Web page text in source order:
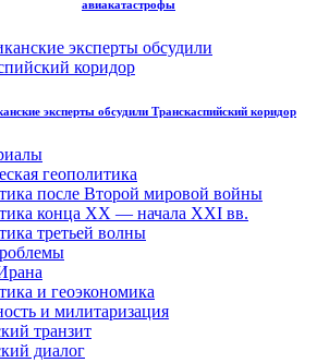
авиакатастрофы
эксперты обсудили Транскаспийский коридор
геополитика
после Второй мировой войны
конца XX — начала XXI вв.
третьей волны
и геоэкономика
и милитаризация
транзит
диалог